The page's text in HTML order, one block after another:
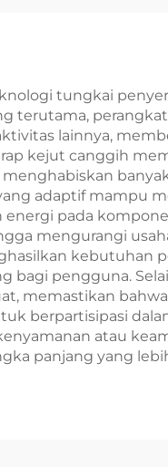
tungkai
terutama,
lainnya,
kejut canggih
adaptif mampu
pada
mengurangi
kebutuhan
bagi pengguna.
memastikan
berpartisipasi
atau
panjang yang